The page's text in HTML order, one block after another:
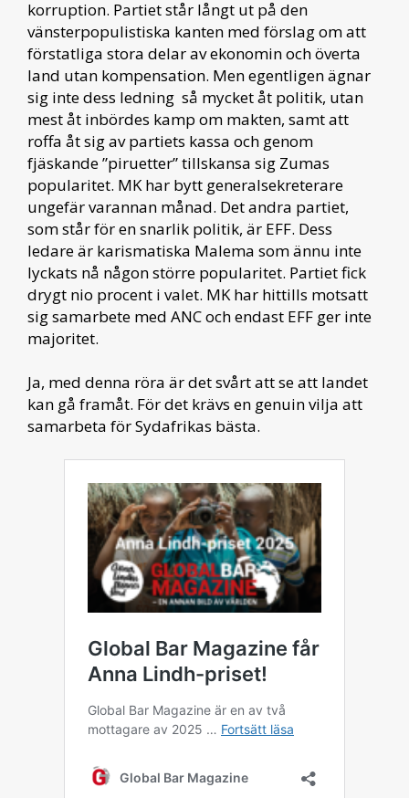
korruption. Partiet står långt ut på den
vänsterpopulistiska kanten med förslag om att
förstatliga stora delar av ekonomin och överta
land utan kompensation. Men egentligen ägnar
sig inte dess ledning så mycket åt politik, utan
mest åt inbördes kamp om makten, samt att
roffa åt sig av partiets kassa och genom
fjäskande ”piruetter” tillskansa sig Zumas
popularitet. MK har bytt generalsekreterare
ungefär varannan månad. Det andra partiet,
som står för en snarlik politik, är EFF. Dess
ledare är karismatiska Malema som ännu inte
lyckats nå någon större popularitet. Partiet fick
drygt nio procent i valet. MK har hittills motsatt
sig samarbete med ANC och endast EFF ger inte
majoritet.
Ja, med denna röra är det svårt att se att landet
kan gå framåt. För det krävs en genuin vilja att
samarbeta för Sydafrikas bästa.